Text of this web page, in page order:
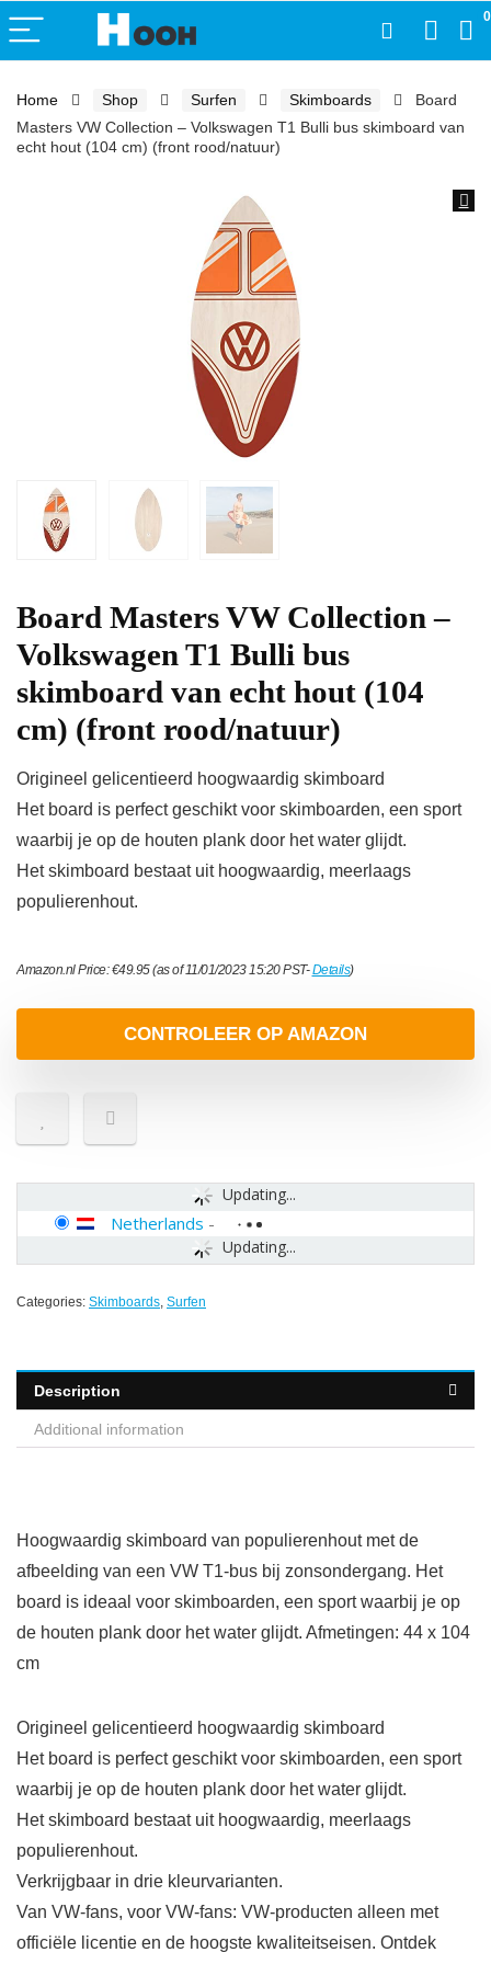
0
Home Shop Surfen Skimboards
Board
Masters VW Collection – Volkswagen T1 Bulli bus skimboard van
echt hout (104 cm) (front rood/natuur)
Board Masters VW Collection –
Volkswagen T1 Bulli bus
skimboard van echt hout (104
cm) (front rood/natuur)
Origineel gelicentieerd hoogwaardig skimboard
Het board is perfect geschikt voor skimboarden, een sport
waarbij je op de houten plank door het water glijdt.
Het skimboard bestaat uit hoogwaardig, meerlaags
populierenhout.
Amazon.nl Price:€49.95(as of 11/01/2023 15:20 PST-Details)
CONTROLEER OP AMAZON
Updating...
Updating...
Netherlands -
Categories: Skimboards, Surfen
Description
Additional information
Hoogwaardig skimboard van populierenhout met de
afbeelding van een VW T1-bus bij zonsondergang. Het
board is ideaal voor skimboarden, een sport waarbij je op
de houten plank door het water glijdt. Afmetingen: 44 x 104
cm
Origineel gelicentieerd hoogwaardig skimboard
Het board is perfect geschikt voor skimboarden, een sport
waarbij je op de houten plank door het water glijdt.
Het skimboard bestaat uit hoogwaardig, meerlaags
populierenhout.
Verkrijgbaar in drie kleurvarianten.
Van VW-fans, voor VW-fans: VW-producten alleen met
officiële licentie en de hoogste kwaliteitseisen. Ontdek